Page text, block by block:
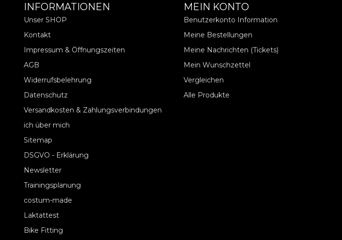
INFORMATIONEN
Unser SHOP
Kontakt
Impressum & Öffnungszeiten
AGB
Widerrufsbelehrung
Datenschutz
Versandkosten & Zahlungsverbindungen
ich über mich
Sitemap
DSGVO - Erklärung
Newsletter
Trainingsplanung
costum-made
Laktattest
Bike Fitting
MEIN KONTO
Benutzerkonto Information
Meine Bestellungen
Meine Nachrichten (Tickets)
Mein Wunschzettel
Vergleichen
Alle Produkte